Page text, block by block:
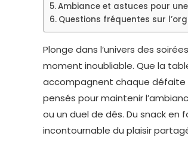
Ambiance et astuces pour
Questions fréquentes sur
Plonge dans l’univers des
moment inoubliable. Que la
accompagnent chaque défaite
pensés pour maintenir
ou un duel de dés. Du snack
incontournable du plaisir